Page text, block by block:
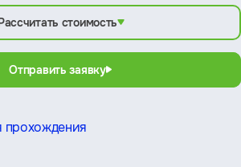
стоимость
Отправить заявку
прохождения